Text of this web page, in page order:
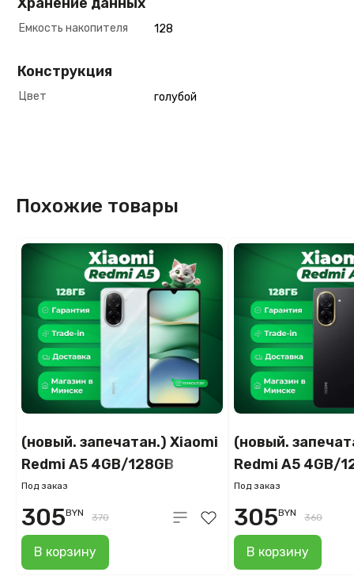
Емкость накопителя 128
Конструкция
Цвет голубой
Похожие товары
(новый. запечатан.) Xiaomi
Redmi A5 4GB/128GB
международная версия
(океанический синий)
Под заказ
В корзину
305BYN 370
(новый.
Redmi A5 4GB/
международная
(полуночный
Под заказ
В корзину
305BYN 360